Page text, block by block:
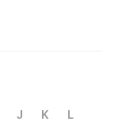
J K
L